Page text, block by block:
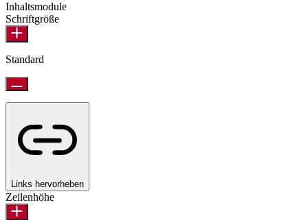
Inhaltsmodule
Schriftgröße
Standard
Links hervorheben
Zeilenhöhe